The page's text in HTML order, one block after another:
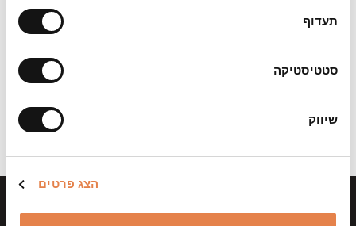
תעדוף
סטטיסטיקה
שיווק
הצג פרטים
4. התחברות בטלפון החכם ל"חשבון שלי":
עקבו אחרינו